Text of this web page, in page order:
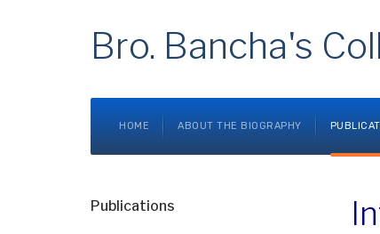
Bro. Bancha's
HOME ABOUT THE BIOGRAPHY
Publications